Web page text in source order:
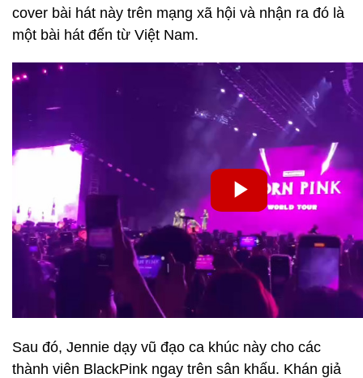
cover bài hát này trên mạng xã hội và nhận ra đó là
một bài hát đến từ Việt Nam.
Sau đó, Jennie dạy vũ đạo ca khúc này cho các
thành viên BlackPink ngay trên sân khấu. Khán giả